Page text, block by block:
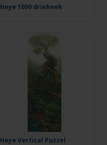
Heye 1000 driehoek
Heye Vertical Puzzel